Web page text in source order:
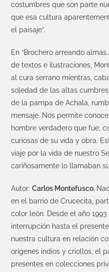
costumbres que son parte
que esa cultura
el paisaje”.
En “Brochero arreando
de textos e ilustraciones,
al cura serrano mientras,
soledad de las altas
de la pampa de Achala,
mensaje. Nos permite
hombre verdadero que fue,
curiosas de su vida y obra.
viaje por la vida de nuestro
cariñosamente lo llamaban
Autor:Carlos Montefusco.
en el barrio de Crucecita,
color león. Desde el año
interrupción hasta el
nuestra cultura en relación
orígenes indios y criollos, el
presentes en colecciones